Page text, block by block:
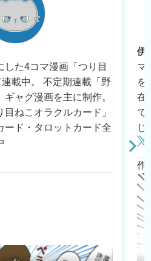
した4コマ漫画「つり目
載中。 不定期連載「野
ャグ漫画を主に制作。
ねこオラクルカード」
ード・タロットカード全
伊
マ
を
在
て
じ
作